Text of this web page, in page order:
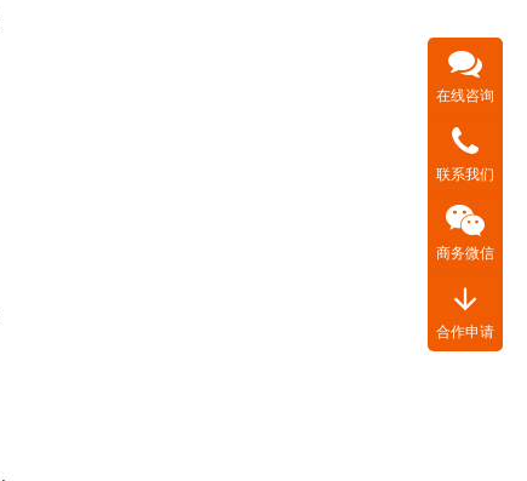
在线咨询
联系我们
商务微信
arrow_downward
合作申请